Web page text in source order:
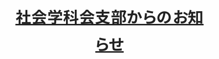
社会学科会支部からのお知
らせ